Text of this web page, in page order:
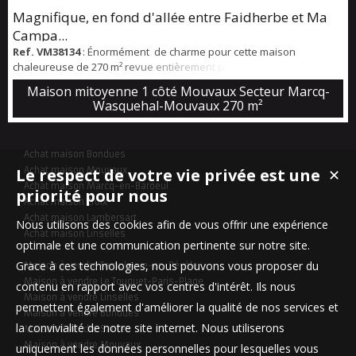
Magnifique, en fond d'allée entre Faidherbe et Ma
Campa...
Ref. VM38134: Énormément de charme pour cette maison
chaleureuse de 270 m² revue entièrement par un architecte en 2025
dans un environnement très vert et calme, au pied du tramway.
Belle entrée, espace vestiaire, séjour de 36 m² avec cheminée
(insert neuf à ventilation), salle à manger de 26 m², et cuisine
équipée de 27 m² avec arrière cuisine / buanderie. Espace parents
Maison mitoyenne 1 côté Mouvaux Secteur Marcq-
Wasquehal-Mouvaux 270 m²
Achat maison Bondues
Achat maison Mouvaux
Achat maison Marcq-en-Baroeul
Achat maison Croix
Achat maison Lambersart
Achat maison Linselles
Maison à vendre Templeuve-en-Pévèle
Maison à vendre Le Touquet-Paris-Plage
Maison à vendre Linselles
Maison à vendre Bondues
Maison à vendre Santes
Maison à vendre Mouvaux
✕
Le respect de votre vie privée est une
priorité pour nous
Nous utilisons des cookies afin de vous offrir une expérience
optimale et une communication pertinente sur notre site.
Grace à ces technologies, nous pouvons vous proposer du
contenu en rapport avec vos centres d'intérêt. Ils nous
permettent également d'améliorer la qualité de nos services et
la convivialité de notre site internet. Nous utiliserons
uniquement les données personnelles pour lesquelles vous